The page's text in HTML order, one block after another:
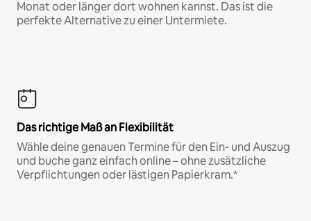
Monat oder länger dort wohnen kannst. Das ist die
perfekte Alternative zu einer Untermiete.
Das richtige Maß an Flexibilität
Wähle deine genauen Termine für den Ein- und Auszug
und buche ganz einfach online – ohne zusätzliche
Verpflichtungen oder lästigen Papierkram.*